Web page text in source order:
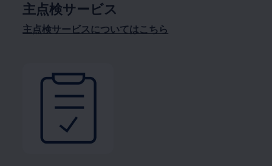
主点検サービス
主点検サービスについてはこちら